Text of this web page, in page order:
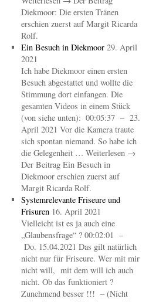
Diekmoor: Die ersten Tränen
erschien zuerst auf Margit Ricarda
Rolf.
Ein Besuch in Diekmoor 29. April
2021
Ich habe Diekmoor einen ersten
Besuch abgestattet und wollte die
Stimmung dort einfangen. Die
gesamten Videos in einem Stück
(von siehe unten): 00:05:37 – 23.
April 2021 Vor die Kamera traute
sich spontan niemand. So habe ich
die Gelegenheit … Weiterlesen →
Der Beitrag Ein Besuch in
Diekmoor erschien zuerst auf
Margit Ricarda Rolf.
Systemrelevante Friseure und
Frisuren 16. April 2021
Vielleicht ist es ja auch eine
„Glaubensfrage“ ? 00:02:01 –
Do. 15.04.2021 Das gilt natürlich
nicht nur für Friseure. Wer mit mir
nicht will, mit dem will ich auch
nicht. Ob das funktioniert ?
Zunehmend besser !!! – (Nicht